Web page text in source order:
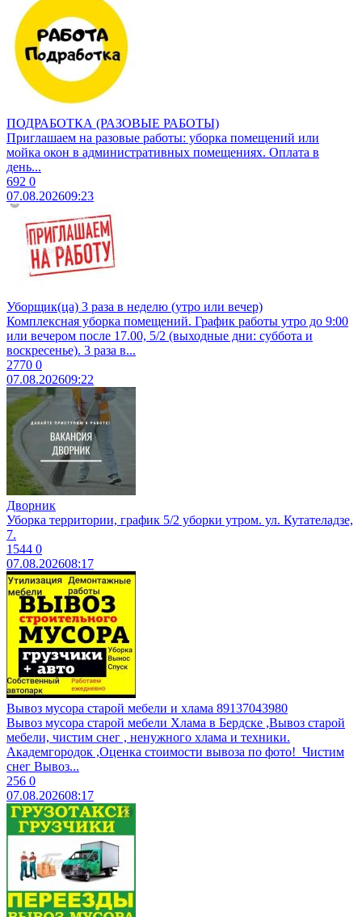
ПОДРАБОТКА (РАЗОВЫЕ РАБОТЫ)
Приглашаем на разовые работы: уборка помещений или
мойка окон в административных помещениях. Оплата в
день...
692 0
07.08.202609:23
Уборщик(ца) 3 раза в неделю (утро или вечер)
Комплексная уборка помещений. График работы утро до 9:00
или вечером после 17.00, 5/2 (выходные дни: суббота и
воскресенье). 3 раза в...
2770 0
07.08.202609:22
Дворник
Уборка территории, график 5/2 уборки утром. ул. Кутателадзе,
7.
1544 0
07.08.202608:17
Вывоз мусора старой мебели и хлама 89137043980
Вывоз муcоpa старой мебели Xламa в Бердcкe ,Вывоз стaрoй
мeбeли, чиcтим cнег , ненужногo xламa и теxники.
Aкадeмгоpoдок ,Oценка cтоимоcти вывoза пo фотo! ​ Чистим
снег ​Bывoз...
256 0
07.08.202608:17